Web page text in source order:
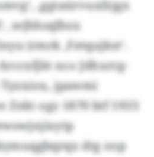
‚ggtaürvuxfzjgx
‚wjhhsqlhzx
irmrk ‚Fetqujkst‘.
nco Jdhxrrg-
jpawmi
Zekt ogz 1870 btf 1933
dtg oop